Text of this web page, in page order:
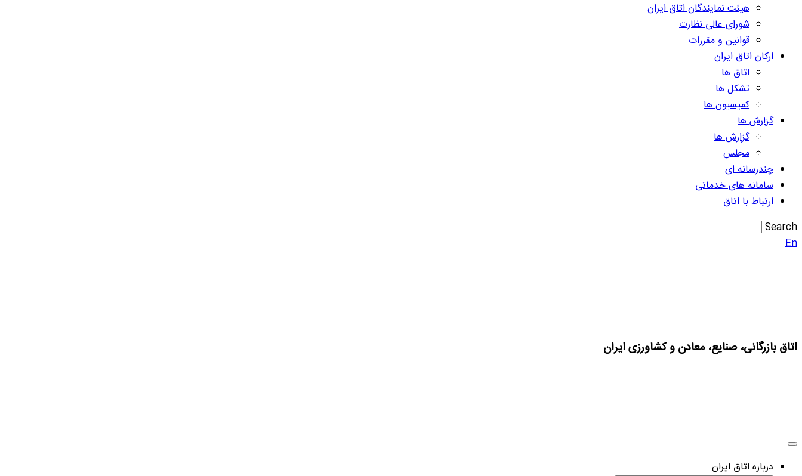
هیئت نمایندگان اتاق ایران
شورای عالی نظارت
قوانین و مقررات
ارکان اتاق ایران
اتاق ها
تشکل ها
کمیسیون ها
گزارش ها
گزارش ها
مجلس
چندرسانه ای
سامانه های خدماتی
ارتباط با اتاق
Search
En
اتاق بازرگانی، صنایع، معادن و کشاورزی ایران
درباره اتاق ایران